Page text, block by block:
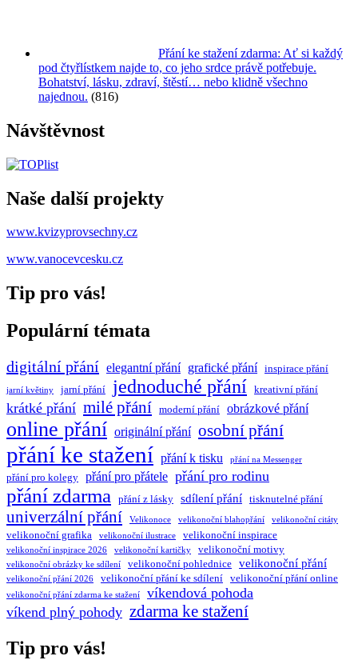
Přání ke stažení zdarma: Ať si každý
pod čtyřlístkem najde to, co jeho srdce právě potřebuje.
Bohatství, lásku, zdraví, štěstí… nebo klidně všechno
najednou. (816)
Návštěvnost
Naše další projekty
www.kvizyprovsechny.cz
www.vanocevcesku.cz
Tip pro vás!
Populární témata
digitální přání elegantní přání grafické přání inspirace přání
jarní květiny jarní přání jednoduché přání kreativní přání
krátké přání milé přání moderní přání obrázkové přání
online přání originální přání osobní přání
přání ke stažení přání k tisku přání na Messenger
přání pro kolegy přání pro přátele přání pro rodinu
přání zdarma přání z lásky sdílení přání tisknutelné přání
univerzální přání Velikonoce velikonoční blahopřání velikonoční citáty
velikonoční grafika velikonoční ilustrace velikonoční inspirace
velikonoční inspirace 2026 velikonoční kartičky velikonoční motivy
velikonoční obrázky ke sdílení velikonoční pohlednice velikonoční přání
velikonoční přání 2026 velikonoční přání ke sdílení velikonoční přání online
velikonoční přání zdarma ke stažení
víkendová pohoda
víkend plný pohody zdarma ke stažení
Tip pro vás!